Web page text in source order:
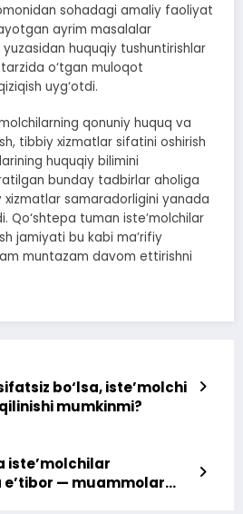
sohadagi amaliy faoliyat
ayrim masalalar
huquqiy tushuntirishlar
o‘tgan muloqot
uyg‘otdi.
qonuniy huquq va
tibbiy xizmatlar sifatini oshirish
huquqiy bilimini
bunday tadbirlar aholiga
samaradorligini yanada
Qo‘shtepa tuman iste’molchilar
jamiyati bu kabi ma’rifiy
muntazam davom ettirishni
bo‘lsa, iste’molchi
mumkinmi?
iste’molchilar
— muammolar